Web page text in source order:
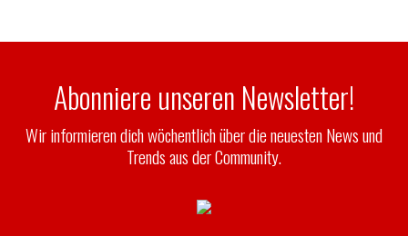
Abonniere unseren Newsletter!
Wir informieren dich wöchentlich über die neuesten News und
Trends aus der Community.